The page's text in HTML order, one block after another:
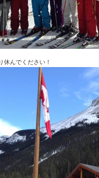
休んでください！